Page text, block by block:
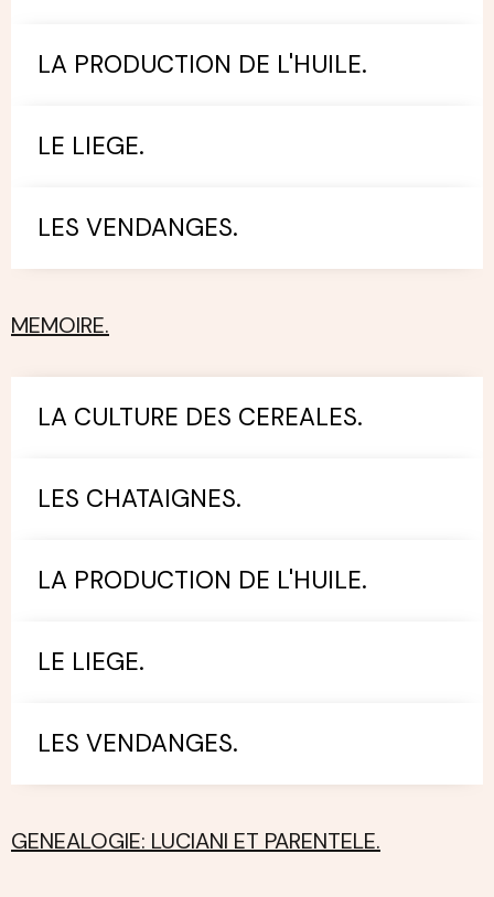
LA PRODUCTION DE L'HUILE.
LE LIEGE.
LES VENDANGES.
MEMOIRE.
LA CULTURE DES CEREALES.
LES CHATAIGNES.
LA PRODUCTION DE L'HUILE.
LE LIEGE.
LES VENDANGES.
GENEALOGIE: LUCIANI ET PARENTELE.